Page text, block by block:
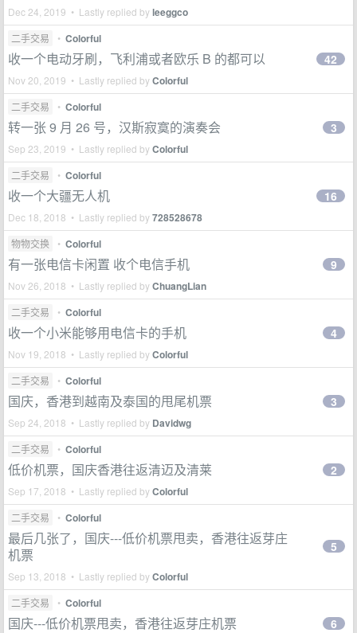
Dec 24, 2019 • Lastly replied byleeggco
二手交易 • Colorful
收一个电动牙刷，飞利浦或者欧乐 B 的都可以
Nov 20, 2019 • Lastly replied byColorful
42
二手交易 • Colorful
转一张 9 月 26 号，汉斯寂寞的演奏会
Sep 23, 2019 • Lastly replied byColorful
3
二手交易 • Colorful
收一个大疆无人机
Dec 18, 2018 • Lastly replied by728528678
16
物物交换 • Colorful
有一张电信卡闲置 收个电信手机
Nov 26, 2018 • Lastly replied byChuangLian
9
二手交易 • Colorful
收一个小米能够用电信卡的手机
Nov 19, 2018 • Lastly replied byColorful
4
二手交易 • Colorful
国庆，香港到越南及泰国的甩尾机票
Sep 24, 2018 • Lastly replied by Davidwg
3
二手交易 • Colorful
低价机票，国庆香港往返清迈及清莱
Sep 17, 2018 • Lastly replied byColorful
2
二手交易 • Colorful
最后几张了，国庆---低价机票甩卖，香港往返芽庄
机票
Sep 13, 2018 • Lastly replied byColorful
5
二手交易 • Colorful
国庆---低价机票甩卖，香港往返芽庄机票 6